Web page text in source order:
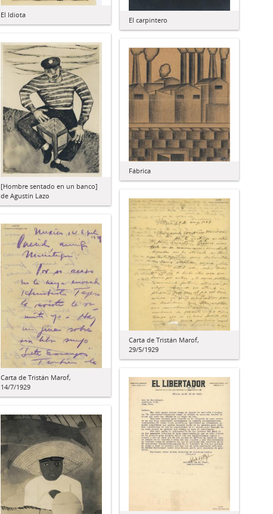
El carpintero
El Idiota
[Hombre sentado en un banco]
de Agustín Lazo
Fábrica
Carta de Tristán Marof,
29/5/1929
Carta de Tristán Marof,
14/7/1929